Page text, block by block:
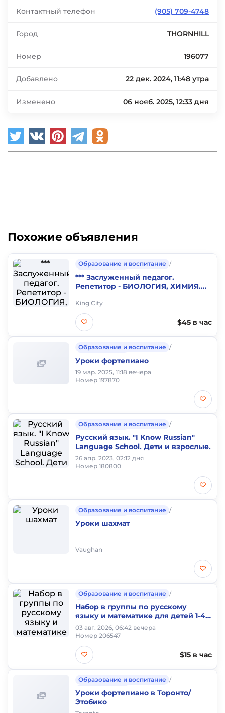
Контактный телефон (905) 709-4748
Город THORNHILL
Номер 196077
Добавлено 22 дек. 2024, 11:48 утра
Изменено 06 нояб. 2025, 12:33 дня
Похожие объявления
Образование и воспитание /
Частные уроки
*** Заслуженный педагог.
Репетитор - БИОЛОГИЯ, ХИМИЯ.
King City
$45 в час
Образование и воспитание /
Частные уроки
Уроки фортепиано
19 мар. 2025, 11:18 вечера
Номер 197870
Образование и воспитание /
Частные уроки
Русский язык. "I Know Russian"
Language School. Дети и взрослые.
26 апр. 2023, 02:12 дня
Номер 180800
Образование и воспитание /
Частные уроки
Уроки шахмат
Vaughan
Образование и воспитание /
Частные уроки
Набор в группы по русскому
языку и математике для детей 1-4
классов!
03 авг. 2026, 06:42 вечера
Номер 206547
$15 в час
Образование и воспитание /
Частные уроки
Уроки фортепиано в Торонто/
Этобико